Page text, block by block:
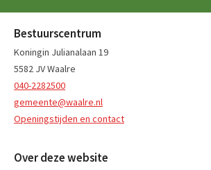
Bestuurscentrum
Koningin Julianalaan 19
5582 JV Waalre
040-2282500
gemeente@waalre.nl
Openingstijden en contact
Over deze website